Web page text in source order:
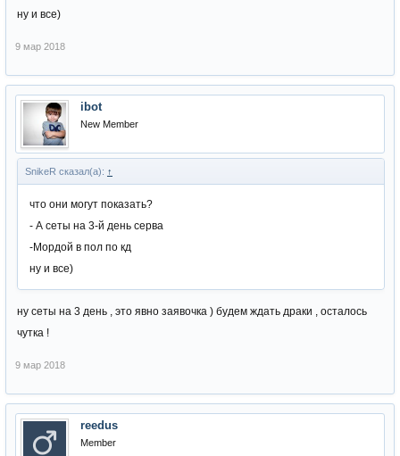
ну и все)
9 мар 2018
ibot
New Member
SnikeR сказал(а): ↑
что они могут показать?
- А сеты на 3-й день серва
-Мордой в пол по кд
ну и все)
ну сеты на 3 день , это явно заявочка ) будем ждать драки , осталось
чутка !
9 мар 2018
reedus
Member